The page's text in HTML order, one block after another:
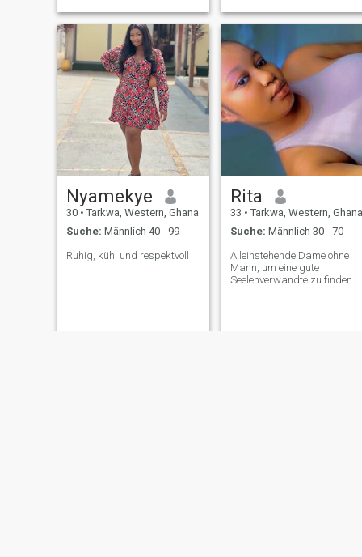
die Fähigkeit, klare und
funktionelle Lösungen für
komplexe Probleme zu
finden. Ich schätze Ordnung
und Kontrolle, was sich in
meiner Liebe zum Detail und
meinem Wunsch nach einem
runden Ergebnis
widerspiegelt, sei es ein
Projekt, eine
Trainingssitzung oder das
Planen. Ich schätze
Achtsamkeit und kann tiefe
Befriedigung in Momenten
Freuden finden.
Nyamekye
30 • Tarkwa, Western, Ghana
Suche: Männlich 40 - 99
Ruhig, kühl und respektvoll
Rita
33 • Tarkwa, Western, Ghana
Suche: Männlich 30 - 70
Alleinstehende Dame ohne
Mann, um eine gute
Seelenverwandte zu finden